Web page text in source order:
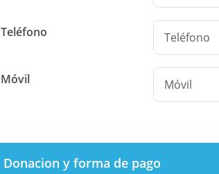
Teléfono
Móvil
Donacion y forma de pago